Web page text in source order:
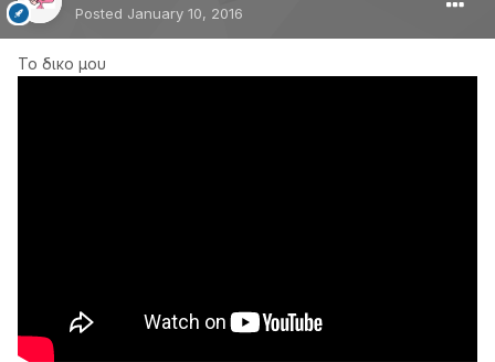
Posted January 10, 2016
Το δικο μου